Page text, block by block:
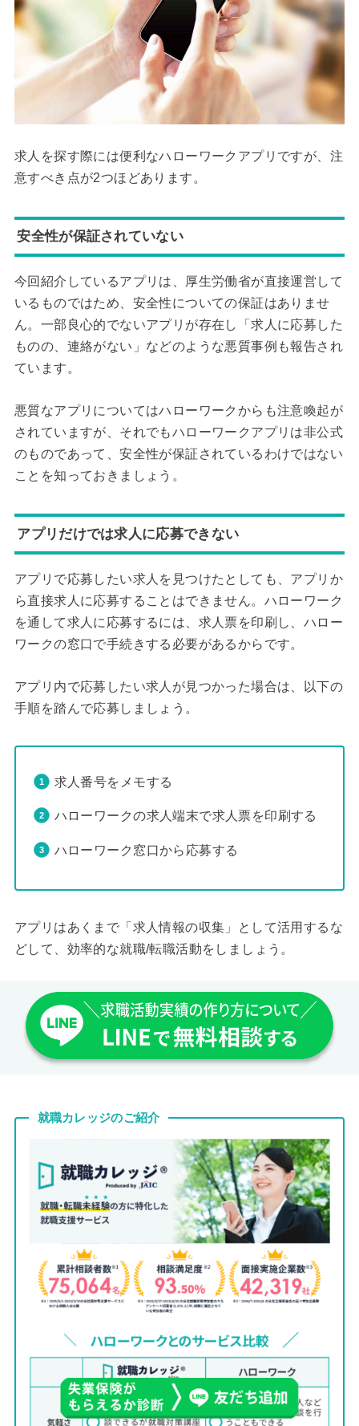
求人を探す際には便利なハローワークアプリですが、注
意すべき点が2つほどあります。
安全性が保証されていない
今回紹介しているアプリは、厚生労働省が直接運営して
いるものではため、安全性についての保証はありませ
ん。一部良心的でないアプリが存在し「求人に応募した
ものの、連絡がない」などのような悪質事例も報告され
ています。
悪質なアプリについてはハローワークからも注意喚起が
されていますが、それでもハローワークアプリは非公式
のものであって、安全性が保証されているわけではない
ことを知っておきましょう。
アプリだけでは求人に応募できない
アプリで応募したい求人を見つけたとしても、アプリか
ら直接求人に応募することはできません。ハローワーク
を通して求人に応募するには、求人票を印刷し、ハロー
ワークの窓口で手続きする必要があるからです。
アプリ内で応募したい求人が見つかった場合は、以下の
手順を踏んで応募しましょう。
求人番号をメモする
ハローワークの求人端末で求人票を印刷する
ハローワーク窓口から応募する
アプリはあくまで「求人情報の収集」として活用するな
どして、効率的な就職/転職活動をしましょう。
就職カレッジのご紹介